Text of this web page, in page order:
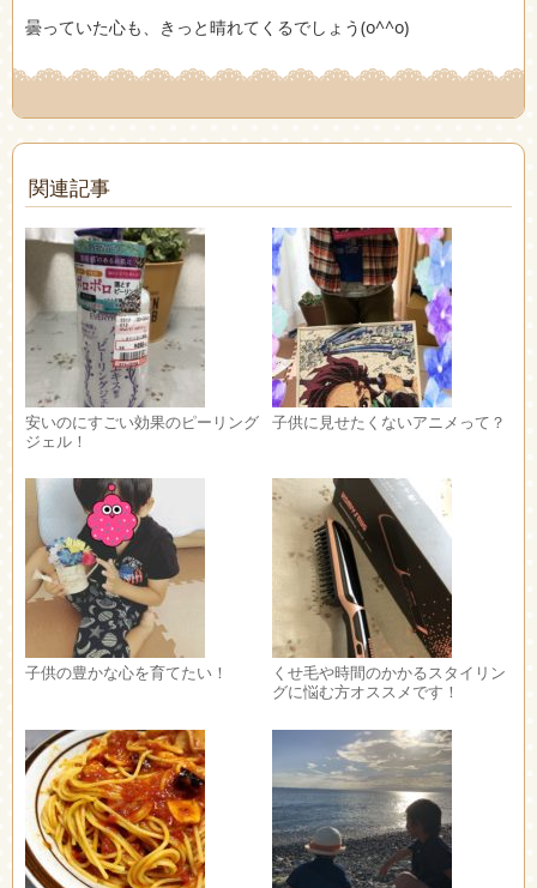
曇っていた心も、きっと晴れてくるでしょう(o^^o)
関連記事
安いのにすごい効果のピーリング
ジェル！
子供に見せたくないアニメって？
子供の豊かな心を育てたい！
くせ毛や時間のかかるスタイリン
グに悩む方オススメです！